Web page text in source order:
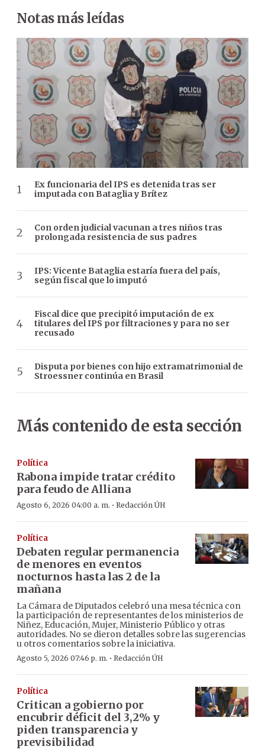
Notas más leídas
Ex funcionaria del IPS es detenida tras ser
imputada con Bataglia y Brítez
Con orden judicial vacunan a tres niños tras
prolongada resistencia de sus padres
IPS: Vicente Bataglia estaría fuera del país,
según fiscal que lo imputó
Fiscal dice que precipitó imputación de ex
titulares del IPS por filtraciones y para no ser
recusado
Disputa por bienes con hijo extramatrimonial de
Stroessner continúa en Brasil
Más contenido de esta sección
Política
Rabona impide tratar crédito
para feudo de Alliana
Agosto 6, 2026 04:00 a. m. · Redacción ÚH
Política
Debaten regular permanencia
de menores en eventos
nocturnos hasta las 2 de la
mañana
La Cámara de Diputados celebró una mesa técnica con
la participación de representantes de los ministerios de
Niñez, Educación, Mujer, Ministerio Público y otras
autoridades. No se dieron detalles sobre las sugerencias
u otros comentarios sobre la iniciativa.
Agosto 5, 2026 07:46 p. m. · Redacción ÚH
Política
Critican a gobierno por
encubrir déficit del 3,2% y
piden transparencia y
previsibilidad